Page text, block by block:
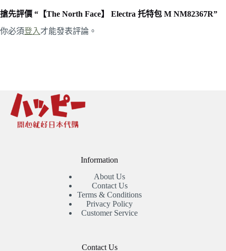
搶先評價 “【The North Face】 Electra 托特包 M NM82367R”
你必須登入才能發表評論。
Information
About Us
Contact Us
Terms & Conditions
Privacy Policy
Customer Service
Contact Us